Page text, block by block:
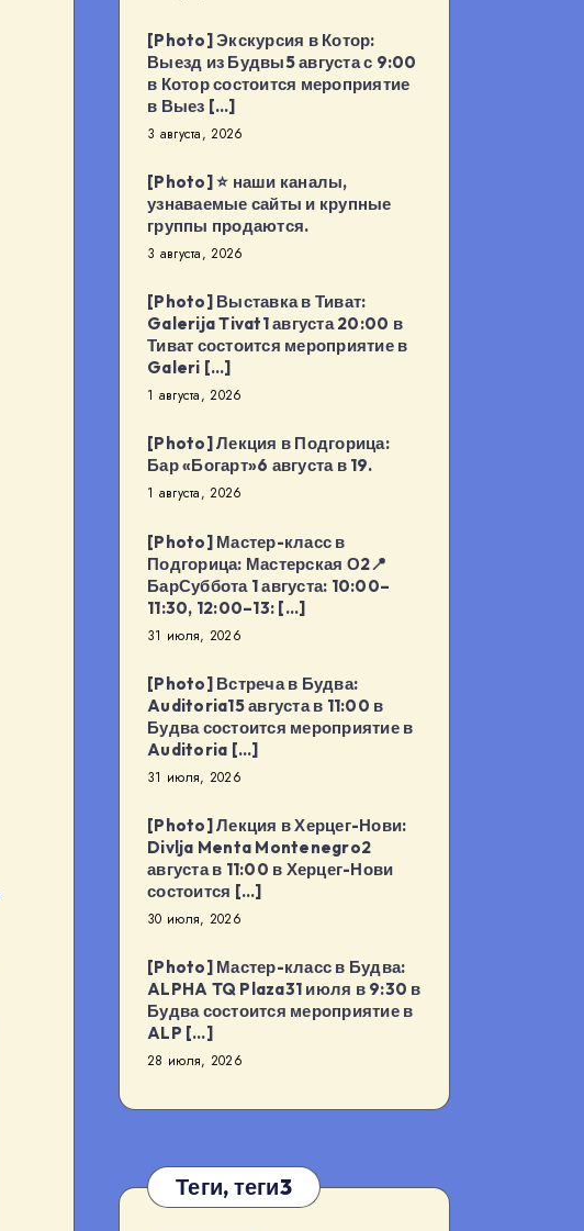
[Photo] Экскурсия в Котор:
Выезд из Будвы5 августа с 9:00
в Котор состоится мероприятие
в Выез […]
3 августа, 2026
[Photo] ⭐️ наши каналы,
узнаваемые сайты и крупные
группы продаются.
3 августа, 2026
[Photo] Выставка в Тиват:
Galerija Tivat1 августа 20:00 в
Тиват состоится мероприятие в
Galeri […]
1 августа, 2026
[Photo] Лекция в Подгорица:
Бар «Богарт»6 августа в 19.
1 августа, 2026
[Photo] Мастер-класс в
Подгорица: Мастерская О2📍
БарСуббота 1 августа: 10:00–
11:30, 12:00–13: […]
31 июля, 2026
[Photo] Встреча в Будва:
Auditoria15 августа в 11:00 в
Будва состоится мероприятие в
Auditoria […]
31 июля, 2026
[Photo] Лекция в Херцег-Нови:
Divlja Menta Montenegro2
августа в 11:00 в Херцег-Нови
состоится […]
30 июля, 2026
[Photo] Мастер-класс в Будва:
ALPHA TQ Plaza31 июля в 9:30 в
Будва состоится мероприятие в
ALP […]
28 июля, 2026
Теги, теги3